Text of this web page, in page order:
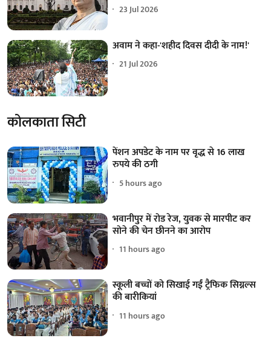
23 Jul 2026
अवाम ने कहा-'शहीद दिवस दीदी के नाम!'
21 Jul 2026
कोलकाता सिटी
पेंशन अपडेट के नाम पर वृद्ध से 16 लाख
रुपये की ठगी
5 hours ago
भवानीपुर में रोड रेज, युवक से मारपीट कर
सोने की चेन छीनने का आरोप
11 hours ago
स्कूली बच्चों को सिखाई गईं ट्रैफिक सिग्नल्स
की बारीकियां
11 hours ago